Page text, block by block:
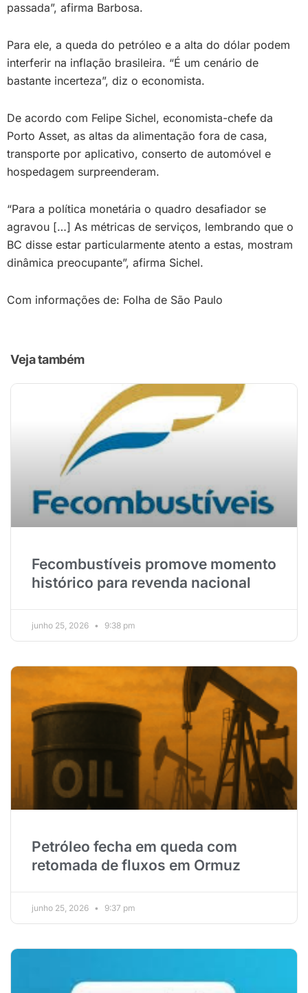
passada”, afirma Barbosa.
Para ele, a queda do petróleo e a alta do dólar podem
interferir na inflação brasileira. “É um cenário de
bastante incerteza”, diz o economista.
De acordo com Felipe Sichel, economista-chefe da
Porto Asset, as altas da alimentação fora de casa,
transporte por aplicativo, conserto de automóvel e
hospedagem surpreenderam.
“Para a política monetária o quadro desafiador se
agravou […] As métricas de serviços, lembrando que o
BC disse estar particularmente atento a estas, mostram
dinâmica preocupante”, afirma Sichel.
Com informações de: Folha de São Paulo
Veja também
Fecombustíveis promove momento
histórico para revenda nacional
junho 25, 2026 9:38 pm
Petróleo fecha em queda com
retomada de fluxos em Ormuz
junho 25, 2026 9:37 pm